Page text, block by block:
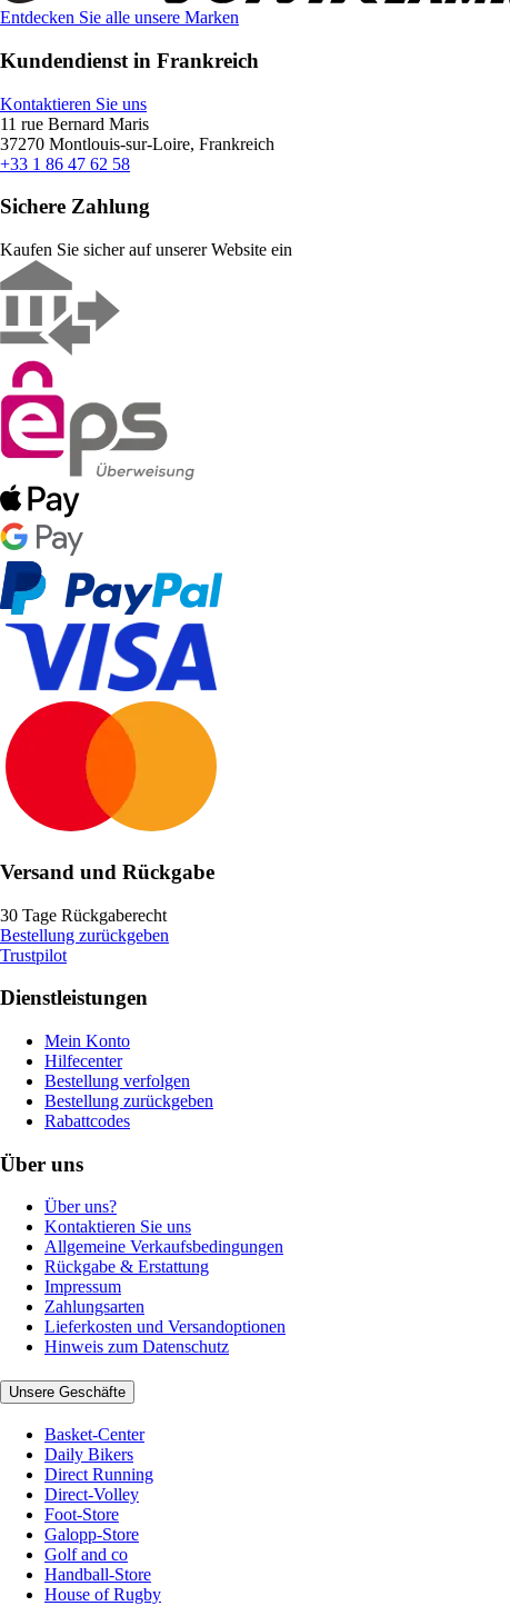
Entdecken Sie alle unsere Marken
Kundendienst in Frankreich
Kontaktieren Sie uns
11 rue Bernard Maris
37270 Montlouis-sur-Loire, Frankreich
+33 1 86 47 62 58
Sichere Zahlung
Kaufen Sie sicher auf unserer Website ein
Versand und Rückgabe
30 Tage Rückgaberecht
Bestellung zurückgeben
Trustpilot
Dienstleistungen
Mein Konto
Hilfecenter
Bestellung verfolgen
Bestellung zurückgeben
Rabattcodes
Über uns
Über uns?
Kontaktieren Sie uns
Allgemeine Verkaufsbedingungen
Rückgabe & Erstattung
Impressum
Zahlungsarten
Lieferkosten und Versandoptionen
Hinweis zum Datenschutz
Unsere Geschäfte
Basket-Center
Daily Bikers
Direct Running
Direct-Volley
Foot-Store
Galopp-Store
Golf and co
Handball-Store
House of Rugby